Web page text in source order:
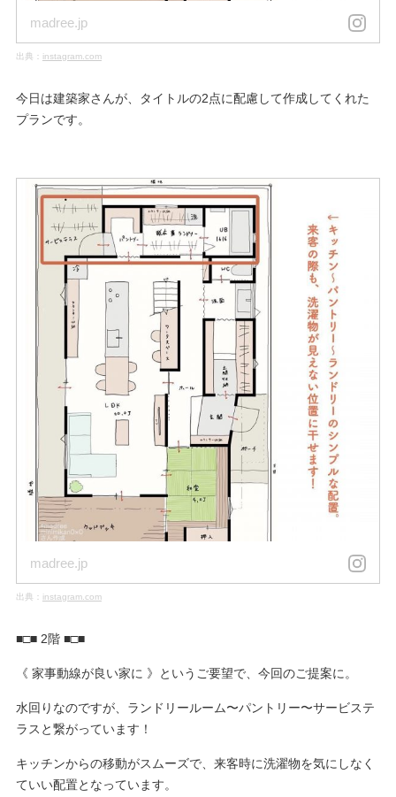
madree.jp
出典： instagram.com
今日は建築家さんが、タイトルの2点に配慮して作成してくれた
プランです。
madree.jp
出典： instagram.com
■□■ 2階 ■□■
《 家事動線が良い家に 》というご要望で、今回のご提案に。
水回りなのですが、ランドリールーム〜パントリー〜サービステ
ラスと繋がっています！
キッチンからの移動がスムーズで、来客時に洗濯物を気にしなく
ていい配置となっています。